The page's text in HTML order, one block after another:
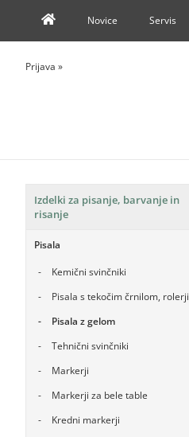
Novice Servis
Prijava »
Izdelki za pisanje, barvanje in
risanje
Pisala
Kemični svinčniki
Pisala s tekočim črnilom, rolerji
Pisala z gelom
Tehnični svinčniki
Markerji
Markerji za bele table
Kredni markerji